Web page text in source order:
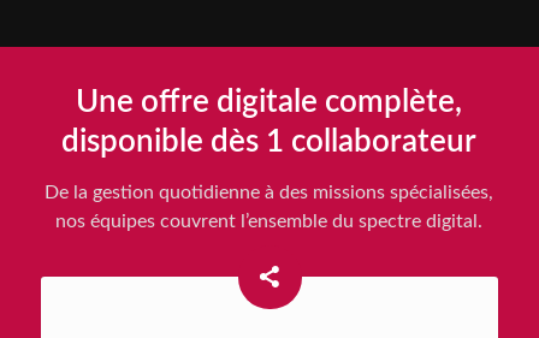
Une offre digitale complète,
disponible dès 1 collaborateur
De la gestion quotidienne à des missions spécialisées,
nos équipes couvrent l’ensemble du spectre digital.